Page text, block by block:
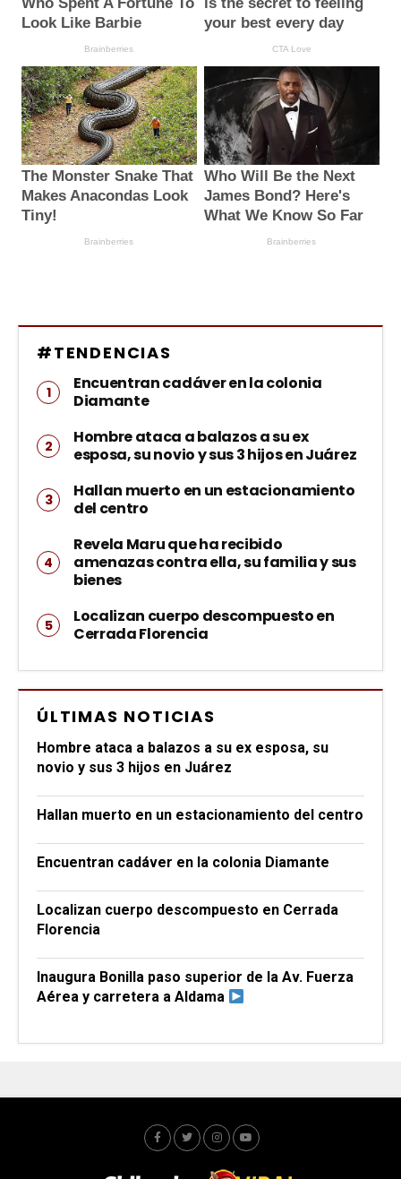
#TENDENCIAS
Encuentran cadáver en la colonia
Diamante
Hombre ataca a balazos a su ex
esposa, su novio y sus 3 hijos en Juárez
Hallan muerto en un estacionamiento
del centro
Revela Maru que ha recibido
amenazas contra ella, su familia y sus
bienes
Localizan cuerpo descompuesto en
Cerrada Florencia
ÚLTIMAS NOTICIAS
Hombre ataca a balazos a su ex esposa, su
novio y sus 3 hijos en Juárez
Hallan muerto en un estacionamiento del centro
Encuentran cadáver en la colonia Diamante
Localizan cuerpo descompuesto en Cerrada
Florencia
Inaugura Bonilla paso superior de la Av. Fuerza
Aérea y carretera a Aldama